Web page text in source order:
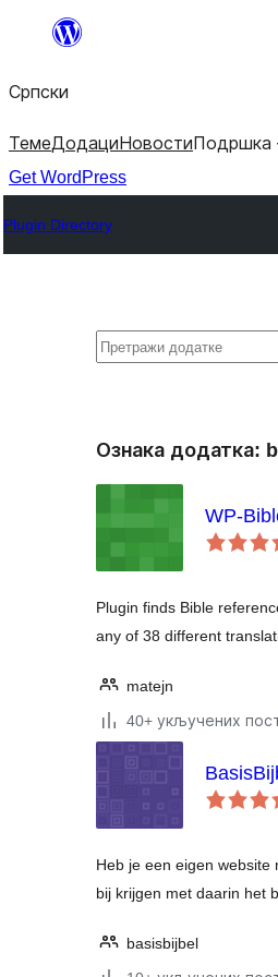
Скочи
садржај
Српски
ТемеДодаци Новости Подршка
Get WordPress
Plugin Directory
Претрага
Ознака додатка:
WP-
Plugin finds Bible
any of 38 different
matejn
40+ укључених
Heb je een eigen
bij krijgen met daarin het
basisbijbel